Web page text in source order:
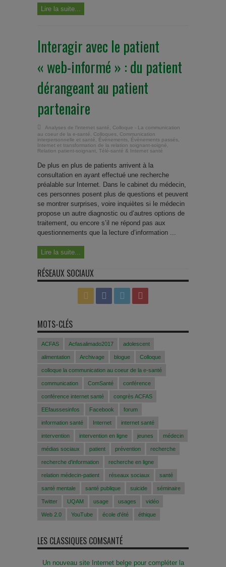
Lire la suite...
Interagir avec le patient
« web-informé » : du patient
dérangeant au patient
partenaire
Analyses de l'internet santé
Colloque - La communication
au coeur de la e-santé
Colloques
Communication
interpersonnelle et santé
Événements Évènements passés
Internet et transformation de la relation soignant-soigné
Relation patient-soignant
Télé-santé & Internet santé
De plus en plus de patients arrivent à la
consultation en ayant effectué une recherche
préalable sur Internet. Dans le cabinet du médecin,
ces personnes posent plus de questions et peuvent
se montrer surprises, voire inquiètes si le médecin
propose un autre diagnostic ou d’autres options de
traitement, ou encore s’il ne répond pas aux
questionnements que la lecture d’information ...
Lire la suite...
RÉSEAUX SOCIAUX
MOTS-CLÉS
ACFAS Acfasalimado2017 adolescent
alimentation Archivage blogue Colloque
colloque la communication au coeur de la e-santé
communication ComSanté conférence
conférence internet santé congrès ACFAS
EEfaussesinfos Facebook forum
information santé Internet internet santé
intervention intervention en ligne jeunes médecin
médias sociaux patient prévention recherche
recherche d'information recherche en ligne
relation médecin-patient réseaux sociaux santé
santé mentale santé publique suicide séminaire
Twitter UQAM usage usages vidéo
Web 2.0 YouTube école d'été éthique
LES CLASSIQUES COMSANTÉ
Un nouveau site Internet belge pour compléter la